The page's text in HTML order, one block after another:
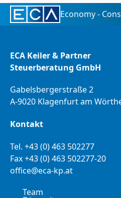
Economy -
ECA Keiler & Partner
Steuerberatung GmbH
Gabelsbergerstraße 2
A-9020 Klagenfurt am
Kontakt
Tel. +43 (0) 463 502277
Fax +43 (0) 463 502277-20
office@eca-kp.at
Team